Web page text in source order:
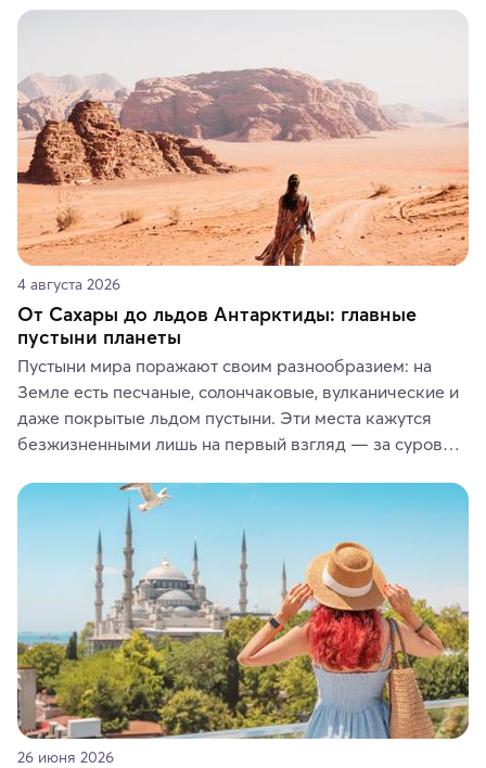
4 августа 2026
От Сахары до льдов Антарктиды: главные
пустыни планеты
Пустыни мира поражают своим разнообразием: на
Земле есть песчаные, солончаковые, вулканические и
даже покрытые льдом пустыни. Эти места кажутся
безжизненными лишь на первый взгляд — за суровой
животные и маршруты, которые дарят одни из самых
ярких впечатлений от путешествий.
26 июня 2026